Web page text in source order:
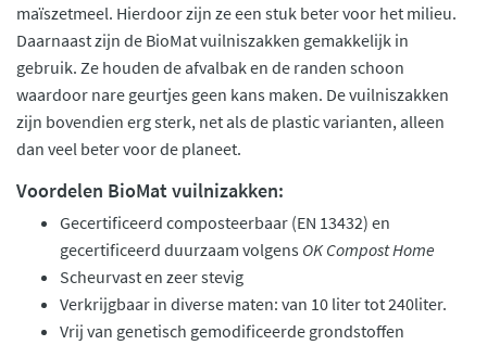
maïszetmeel. Hierdoor zijn ze een stuk beter voor het milieu.
Daarnaast zijn de BioMat vuilniszakken gemakkelijk in
gebruik. Ze houden de afvalbak en de randen schoon
waardoor nare geurtjes geen kans maken. De vuilniszakken
zijn bovendien erg sterk, net als de plastic varianten, alleen
dan veel beter voor de planeet.
Voordelen BioMat vuilnizakken:
Gecertificeerd composteerbaar (EN 13432) en
gecertificeerd duurzaam volgens OK Compost Home
Scheurvast en zeer stevig
Verkrijgbaar in diverse maten: van 10 liter tot 240liter.
Vrij van genetisch gemodificeerde grondstoffen